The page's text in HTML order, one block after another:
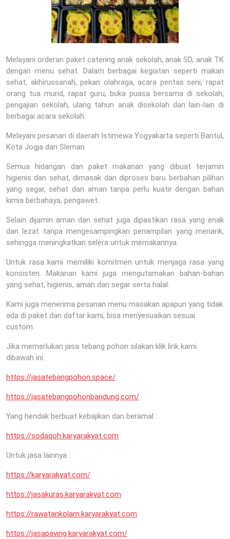
Melayani orderan paket catering anak sekolah, anak SD, anak TK
dengan menu sehat. Dalam berbagai kegiatan seperti makan
sehat, akhirussanah, pekan olahraga, acara pentas seni, rapat
orang tua murid, rapat guru, buka puasa bersama di sekolah,
pengajian sekolah, ulang tahun anak disekolah dan lain-lain di
berbagai acara sekolah.
Melayani pesanan di daerah Istimewa Yogyakarta seperti Bantul,
Kota Jogja dan Sleman
Semua hidangan dan paket makanan yang dibuat terjamin
higienis dan sehat, dimasak dan diproses baru berbahan pilihan
yang segar, sehat dan aman tanpa perlu kuatir dengan bahan
kimia berbahaya, pengawet.
Selain dijamin aman dan sehat juga dipastikan rasa yang enak
dan lezat tanpa mengesampingkan penampilan yang menarik,
sehingga meningkatkan selera untuk memakannya.
Untuk rasa kami memiliki komitmen untuk menjaga rasa yang
konsisten. Makanan kami juga mengutamakan bahan-bahan
yang sehat, higienis, aman dan segar serta halal.
Kami juga menerima pesanan menu masakan apapun yang tidak
ada di paket dan daftar kami, bisa menyesuaikan sesuai
custom.
Jika memerlukan jasa tebang pohon silakan klik link kami
dibawah ini:
https://jasatebangpohon.space/
https://jasatebangpohonbandung.com/
Yang hendak berbuat kebajikan dan beramal :
https://sodaqoh.karyarakyat.com
Untuk jasa lainnya :
https://karyarakyat.com/
https://jasakuras.karyarakyat.com
https://rawatankolam.karyarakyat.com
https://jasapaving.karyarakyat.com/